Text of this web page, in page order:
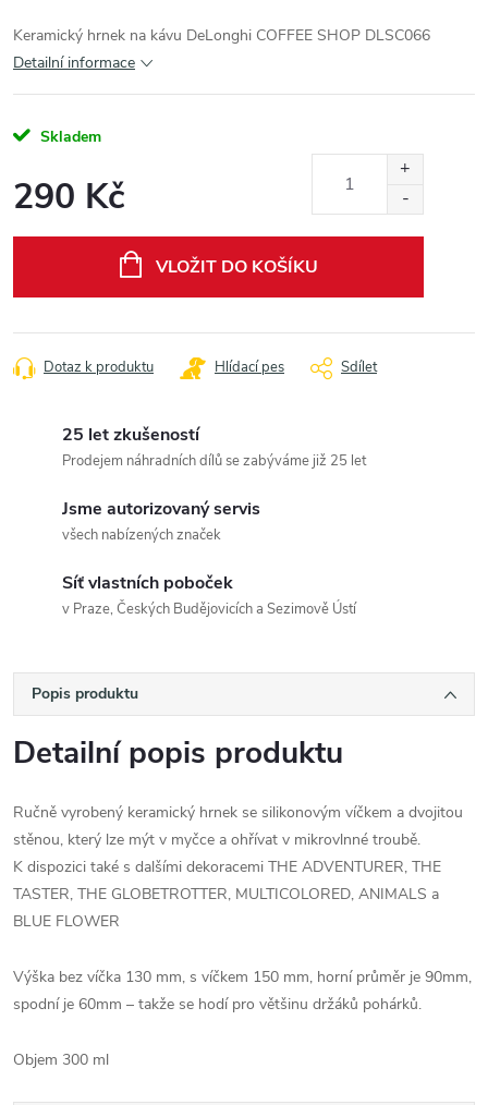
Keramický hrnek na kávu DeLonghi COFFEE SHOP DLSC066
Detailní informace
Skladem
290 Kč
VLOŽIT DO KOŠÍKU
Dotaz k produktu Hlídací pes Sdílet
25 let zkušeností
Prodejem náhradních dílů se zabýváme již 25 let
Jsme autorizovaný servis
všech nabízených značek
Síť vlastních poboček
v Praze, Českých Budějovicích a Sezimově Ústí
Popis produktu
Detailní popis produktu
Ručně vyrobený keramický hrnek se silikonovým víčkem a dvojitou
stěnou, který lze mýt v myčce a ohřívat v mikrovlnné troubě.
K dispozici také s dalšími dekoracemi THE ADVENTURER, THE
TASTER, THE GLOBETROTTER, MULTICOLORED, ANIMALS a
BLUE FLOWER
Výška bez víčka 130 mm, s víčkem 150 mm, horní průměr je 90mm,
spodní je 60mm – takže se hodí pro většinu držáků pohárků.
Objem 300 ml